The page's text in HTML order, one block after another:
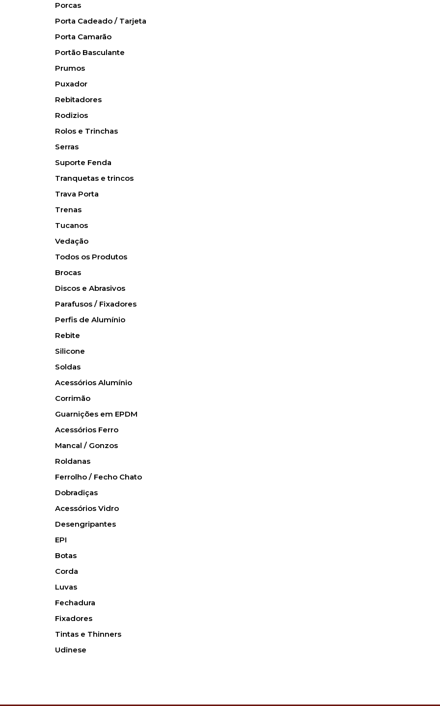
Porcas
Porta Cadeado / Tarjeta
Porta Camarão
Portão Basculante
Prumos
Puxador
Rebitadores
Rodizios
Rolos e Trinchas
Serras
Suporte Fenda
Tranquetas e trincos
Trava Porta
Trenas
Tucanos
Vedação
Todos os Produtos
Brocas
Discos e Abrasivos
Parafusos / Fixadores
Perfis de Alumínio
Rebite
Silicone
Soldas
Acessórios Alumínio
Corrimão
Guarnições em EPDM
Acessórios Ferro
Mancal / Gonzos
Roldanas
Ferrolho / Fecho Chato
Dobradiças
Acessórios Vidro
Desengripantes
EPI
Botas
Corda
Luvas
Fechadura
Fixadores
Tintas e Thinners
Udinese